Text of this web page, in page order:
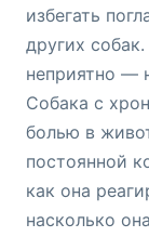
избегать
других
неприятно —
Собака с
болью в
постоянной
как она
насколько